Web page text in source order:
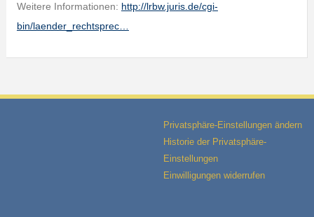
Weitere Informationen: http://lrbw.juris.de/cgi-
bin/laender_rechtsprec…
Privatsphäre-Einstellungen ändern
Historie der Privatsphäre-
Einstellungen
Einwilligungen widerrufen